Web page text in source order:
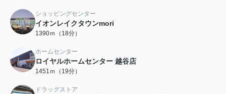
ショッピングセンター
イオンレイクタウンmori
1390ｍ（18分）
ホームセンター
ロイヤルホームセンター 越谷店
1451ｍ（19分）
ドラッグストア